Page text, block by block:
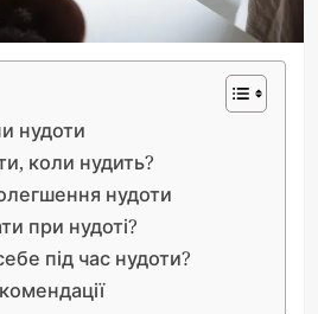
нудоти
коли нудить?
нудоти
при нудоті?
під час нудоти?